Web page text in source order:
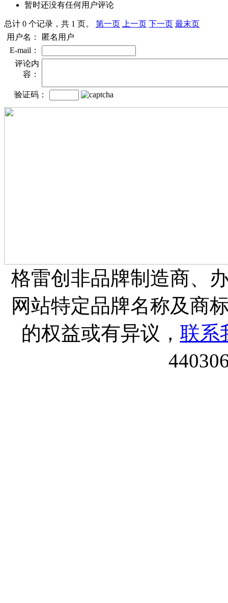
暂时还没有任何用户评论
总计 0 个记录，共 1 页。 第一页 上一页 下一页 最末页
用户名：
匿名用户
E-mail：
评论内
容：
验证码：
格雷创非品牌制造商、
网站特定品牌名称及商
的权益或有异议， 联系